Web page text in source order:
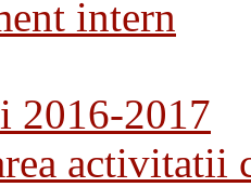
intern
2016-2017
activitatii